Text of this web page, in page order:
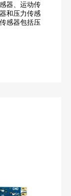
器、运动传
和压力传感
感器包括压